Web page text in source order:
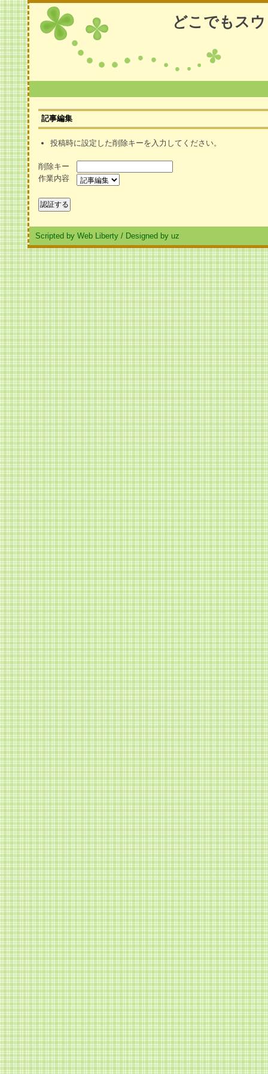
どこでもス
記事編集
投稿時に設定した削除キーを入力してください。
削除キー
作業内容
Scripted by Web Liberty / Designed by uz